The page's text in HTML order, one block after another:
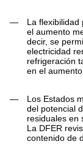
—
La flexibilidad
el aumento
decir, se
electricidad
refrigeración
en el
—
Los Estados
del potencial
residuales en
La DFER
contenido de